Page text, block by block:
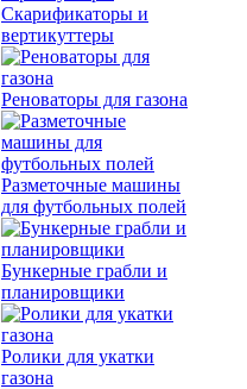
Скарификаторы и
вертикуттеры
Реноваторы для газона
Разметочные машины
для футбольных полей
Бункерные грабли и
планировщики
Ролики для укатки
газона